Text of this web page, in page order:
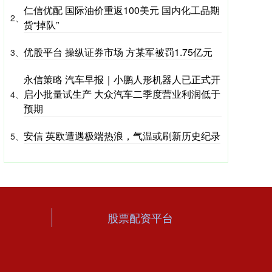
2、
仁信优配 国际油价重返100美元 国内化工品期
货“掉队”
3、 优股平台 操纵证券市场 方某军被罚1.75亿元
4、
永信策略 汽车早报｜小鹏人形机器人已正式开
启小批量试生产 大众汽车二季度营业利润低于
预期
5、 安信 英欧遭遇极端热浪，气温或刷新历史纪录
股票配资平台